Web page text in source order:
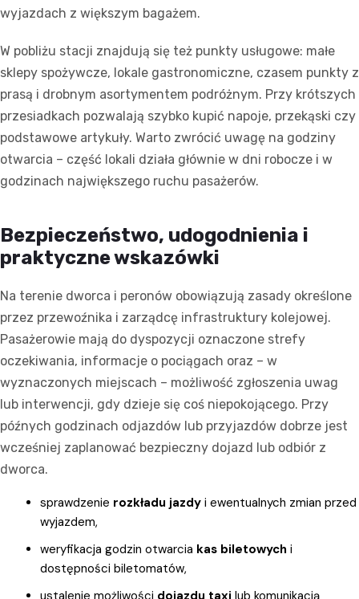
wyjazdach z większym bagażem.
W pobliżu stacji znajdują się też punkty usługowe: małe
sklepy spożywcze, lokale gastronomiczne, czasem punkty z
prasą i drobnym asortymentem podróżnym. Przy krótszych
przesiadkach pozwalają szybko kupić napoje, przekąski czy
podstawowe artykuły. Warto zwrócić uwagę na godziny
otwarcia – część lokali działa głównie w dni robocze i w
godzinach największego ruchu pasażerów.
Bezpieczeństwo, udogodnienia i
praktyczne wskazówki
Na terenie dworca i peronów obowiązują zasady określone
przez przewoźnika i zarządcę infrastruktury kolejowej.
Pasażerowie mają do dyspozycji oznaczone strefy
oczekiwania, informacje o pociągach oraz – w
wyznaczonych miejscach – możliwość zgłoszenia uwag
lub interwencji, gdy dzieje się coś niepokojącego. Przy
późnych godzinach odjazdów lub przyjazdów dobrze jest
wcześniej zaplanować bezpieczny dojazd lub odbiór z
dworca.
sprawdzenie rozkładu jazdy i ewentualnych zmian przed
wyjazdem,
weryfikacja godzin otwarcia kas biletowych i
dostępności biletomatów,
ustalenie możliwości dojazdu taxi lub komunikacją